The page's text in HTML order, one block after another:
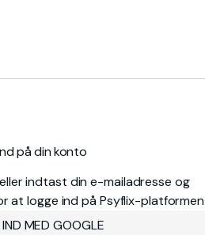
på din konto
indtast din e-mailadresse og
at logge ind på Psyflix-platformen
MED GOOGLE